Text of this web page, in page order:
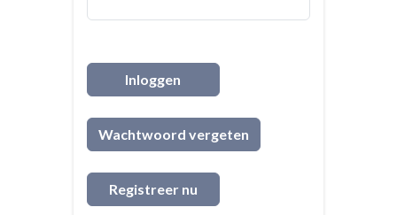
Wachtwoord vergeten
Registreer nu